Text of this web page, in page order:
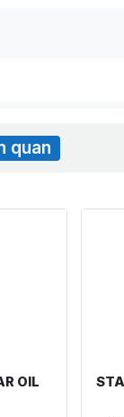
quan
OIL